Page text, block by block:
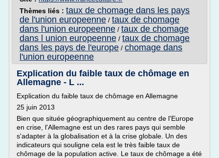
Thèmes liés : taux de chomage dans les pays
de l'union europeenne / taux de chomage
dans l'union europeenne / taux de chomage
dans l union europeenne / taux de chomage
dans les pays de l'europe / chomage dans
l'union europeenne
Explication du faible taux de chômage en
Allemagne - L ...
Explication du faible taux de chômage en Allemagne
25 juin 2013
Bien que située géographiquement au centre de l'Europe
en crise, l'Allemagne est un des rares pays qui semble
s'adapter à la globalisation et à la crise globale. Un des
indicateurs qui souligne cela est le très faible taux de
chômage de la population active. Le taux de chômage a été